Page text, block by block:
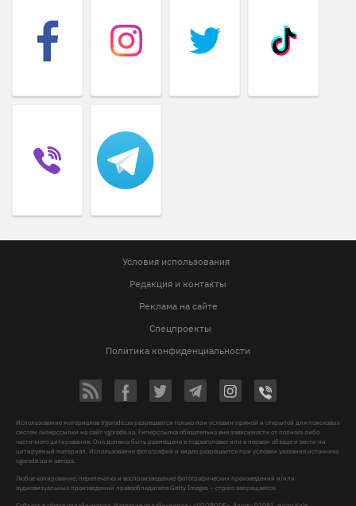
Условия использования
Редакция и контакты
Реклама на сайте
Спецпроекты
Политика конфиденциальности
Использование материалов Vgorode.ua разрешается только при условии прямой и открытой для поисковых
систем гиперссылки на сайт vgorode.ua. Гиперссылка обязательна вне зависимости от полного либо
частичного цитирования. Она должна быть размещена в подзаголовке или в первом абзаце и вести на
цитируемый материал. Использование фотографий и видео разрешается при условии указания источника
vgorode.ua и автора.
Любое копирование, перепечатка и воспроизведение фотографических произведений и/или
аудиовизуальных произведений правообладателя Getty Images – строго запрещается.